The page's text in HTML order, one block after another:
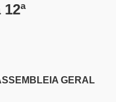
GERAL